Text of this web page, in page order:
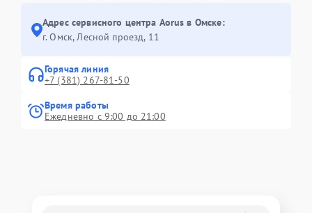
Адрес сервисного центра Aorus в Омске:
г. Омск, ​Лесной проезд, 11
Горячая линия
+7 (381) 267-81-50
Время работы
Ежедневно с 9:00 до 21:00